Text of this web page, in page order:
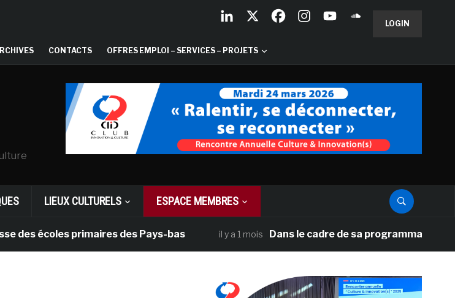
LOGIN
CONTACTS OFFRES EMPLOI – SERVICES – PROJETS
LIEUX CULTURELS ESPACE MEMBRES
primaires des Pays-bas il y a 1 mois Dans le cadre de sa programmation